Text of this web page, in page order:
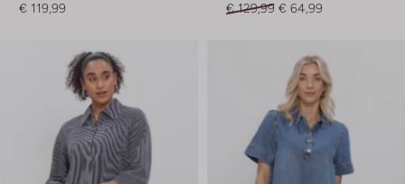
€ 119,99
€ 129,99 € 64,99